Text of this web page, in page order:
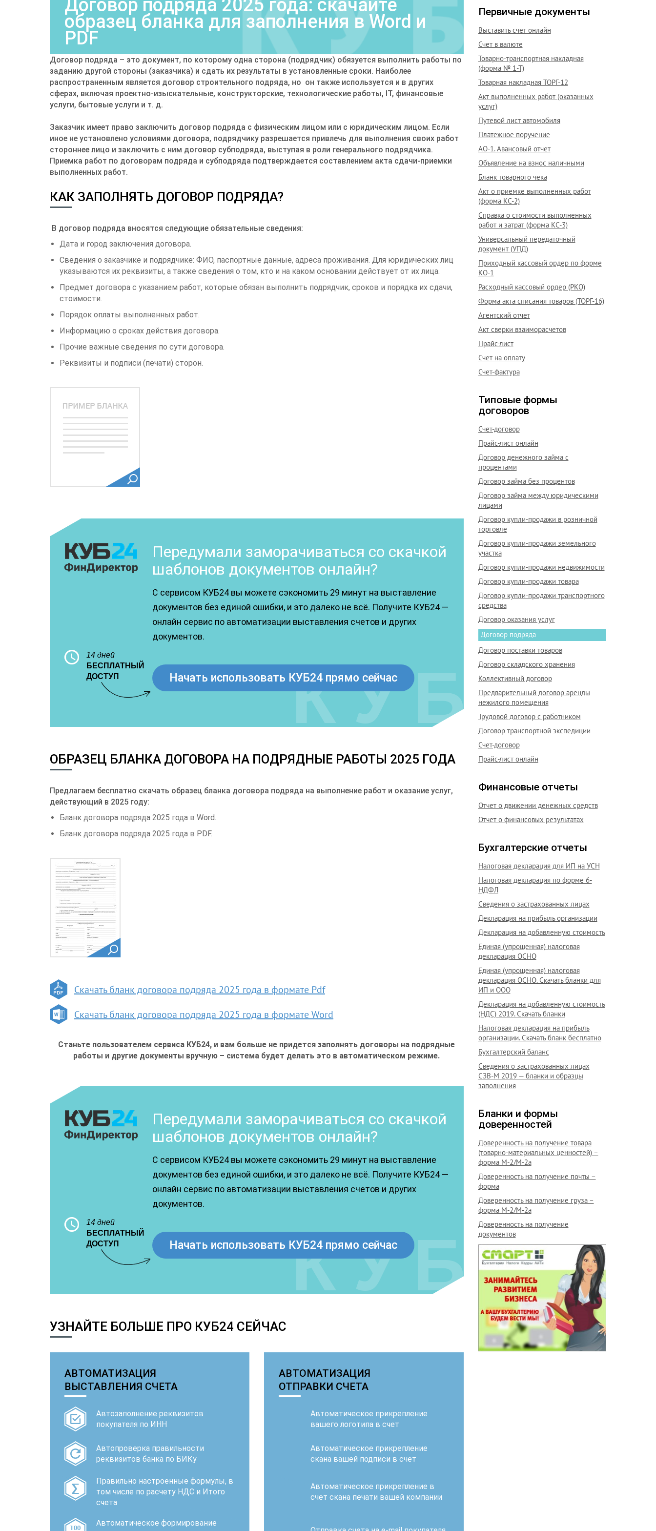
Договор подряда 2025 года: скачайте
образец бланка для заполнения в Word и
PDF
Договор подряда – это документ, по которому одна сторона (подрядчик) обязуется выполнить работы по
заданию другой стороны (заказчика) и сдать их результаты в установленные сроки. Наиболее
распространенным является договор строительного подряда, но он также используется и в других
сферах, включая проектно-изыскательные, конструкторские, технологические работы, IT, финансовые
услуги, бытовые услуги и т. д.
Заказчик имеет право заключить договор подряда с физическим лицом или с юридическим лицом. Если
иное не установлено условиями договора, подрядчику разрешается привлечь для выполнения своих работ
стороннее лицо и заключить с ним договор субподряда, выступая в роли генерального подрядчика.
Приемка работ по договорам подряда и субподряда подтверждается составлением акта сдачи-приемки
выполненных работ.
КАК ЗАПОЛНЯТЬ ДОГОВОР ПОДРЯДА?
В договор подряда вносятся следующие обязательные сведения:
Дата и город заключения договора.
Сведения о заказчике и подрядчике: ФИО, паспортные данные, адреса проживания. Для юридических лиц
указываются их реквизиты, а также сведения о том, кто и на каком основании действует от их лица.
Предмет договора с указанием работ, которые обязан выполнить подрядчик, сроков и порядка их сдачи,
стоимости.
Порядок оплаты выполненных работ.
Информацию о сроках действия договора.
Прочие важные сведения по сути договора.
Реквизиты и подписи (печати) сторон.
Передумали заморачиваться со скачкой
шаблонов документов онлайн?
С сервисом КУБ24 вы можете сэкономить 29 минут на выставление
документов без единой ошибки, и это далеко не всё. Получите КУБ24 —
онлайн сервис по автоматизации выставления счетов и других
документов.
Начать использовать КУБ24 прямо сейчас
14 дней
БЕСПЛАТНЫЙ
ДОСТУП
ОБРАЗЕЦ БЛАНКА ДОГОВОРА НА ПОДРЯДНЫЕ РАБОТЫ 2025 ГОДА
Предлагаем бесплатно скачать образец бланка договора подряда на выполнение работ и оказание услуг,
действующий в 2025 году:
Бланк договора подряда 2025 года в Word.
Бланк договора подряда 2025 года в PDF.
Скачать бланк договора подряда 2025 года в формате Pdf
Скачать бланк договора подряда 2025 года в формате Word
Станьте пользователем сервиса КУБ24, и вам больше не придется заполнять договоры на подрядные
работы и другие документы вручную – система будет делать это в автоматическом режиме.
Передумали заморачиваться со скачкой
шаблонов документов онлайн?
С сервисом КУБ24 вы можете сэкономить 29 минут на выставление
документов без единой ошибки, и это далеко не всё. Получите КУБ24 —
онлайн сервис по автоматизации выставления счетов и других
документов.
Начать использовать КУБ24 прямо сейчас
14 дней
БЕСПЛАТНЫЙ
ДОСТУП
УЗНАЙТЕ БОЛЬШЕ ПРО КУБ24 СЕЙЧАС
АВТОМАТИЗАЦИЯ
ВЫСТАВЛЕНИЯ СЧЕТА
Автозаполнение реквизитов
покупателя по ИНН
Автопроверка правильности
реквизитов банка по БИКу
Правильно настроенные формулы, в
том числе по расчету НДС и Итого
счета
Автоматическое формирование
АВТОМАТИЗАЦИЯ
ОТПРАВКИ СЧЕТА
Автоматическое прикрепление
вашего логотипа в счет
Автоматическое прикрепление
скана вашей подписи в счет
Автоматическое прикрепление в
счет скана печати вашей компании
Первичные документы
Выставить счет онлайн
Счет в валюте
Товарно-транспортная накладная
(форма № 1-Т)
Товарная накладная ТОРГ-12
Акт выполненных работ (оказанных
услуг)
Путевой лист автомобиля
Платежное поручение
АО-1. Авансовый отчет
Объявление на взнос наличными
Бланк товарного чека
Акт о приемке выполненных работ
(форма КС-2)
Справка о стоимости выполненных
работ и затрат (форма КС-3)
Универсальный передаточный
документ (УПД)
Приходный кассовый ордер по форме
КО-1
Расходный кассовый ордер (РКО)
Форма акта списания товаров (ТОРГ-16)
Агентский отчет
Акт сверки взаиморасчетов
Прайс-лист
Счет на оплату
Счет-фактура
Типовые формы
договоров
Счет-договор
Прайс-лист онлайн
Договор денежного займа с
процентами
Договор займа без процентов
Договор займа между юридическими
лицами
Договор купли-продажи в розничной
торговле
Договор купли-продажи земельного
участка
Договор купли-продажи недвижимости
Договор купли-продажи товара
Договор купли-продажи транспортного
средства
Договор оказания услуг
Договор подряда
Договор поставки товаров
Договор складского хранения
Коллективный договор
Предварительный договор аренды
нежилого помещения
Трудовой договор с работником
Договор транспортной экспедиции
Счет-договор
Прайс-лист онлайн
Финансовые отчеты
Отчет о движении денежных средств
Отчет о финансовых результатах
Бухгалтерские отчеты
Налоговая декларация для ИП на УСН
Налоговая декларация по форме 6-
НДФЛ
Сведения о застрахованных лицах
Декларация на прибыль организации
Декларация на добавленную стоимость
Единая (упрощенная) налоговая
декларация ОСНО
Единая (упрощенная) налоговая
декларация ОСНО. Скачать бланки для
ИП и ООО
Декларация на добавленную стоимость
(НДС) 2019. Скачать бланки
Налоговая декларация на прибыль
организации. Скачать бланк бесплатно
Бухгалтерский баланс
Сведения о застрахованных лицах
СЗВ-М 2019 — бланки и образцы
заполнения
Бланки и формы
доверенностей
Доверенность на получение товара
(товарно-материальных ценностей) –
форма М-2/М-2а
Доверенность на получение почты –
форма
Доверенность на получение груза –
форма М-2/М-2а
Доверенность на получение
документов